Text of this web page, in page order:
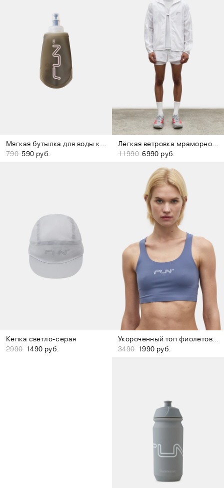
Мягкая бутылка для воды коричневая
790 590 руб.
Лёгкая ветровка мраморно-белая
11990 6990 руб.
Кепка светло-серая
2990 1490 руб.
Укороченный топ фиолетовый
3490 1990 руб.